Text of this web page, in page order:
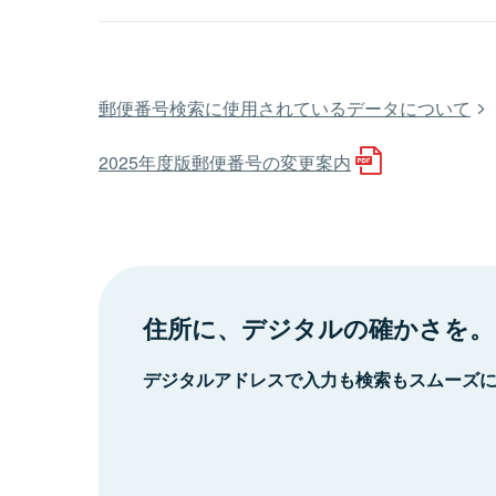
郵便番号検索に使用されているデータについて
2025年度版郵便番号の変更案内
住所に、デジタルの確かさを。
デジタルアドレスで入力も検索もスムーズ